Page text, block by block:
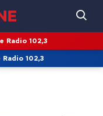
Radio 102,3
102,3